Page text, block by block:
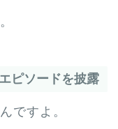
ピソードを披露
ですよ。